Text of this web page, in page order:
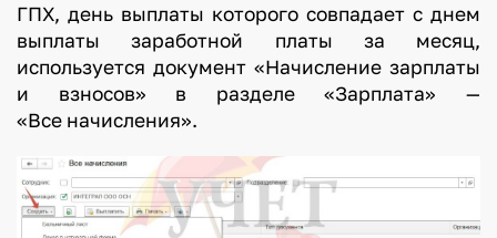
ГПХ, день выплаты которого совпадает с днем
выплаты заработной платы за месяц,
используется документ «Начисление зарплаты
и взносов» в разделе «Зарплата» —
«Все начисления».